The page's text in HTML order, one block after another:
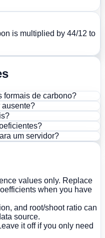
is multiplied by 44/12 to
formais de carbono?
ausente?
um servidor?
values only. Replace
when you have
and root/shoot ratio can
source.
it off if you only need